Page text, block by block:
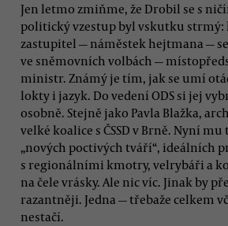
Jen letmo zmiňme, že Drobil se s
politický vzestup byl vskutku
zastupitel — náměstek hejtmana —
ve sněmovních volbách —
ministr. Známý je tím, jak se umí
lokty i jazyk. Do vedení ODS si jej
osobně. Stejně jako Pavla Blažka,
velké koalice s ČSSD v Brně. Nyní
„nových poctivých tváří“, ideálních
s regionálními kmotry, velrybáři a
na čele vrásky. Ale nic víc. Jinak by
razantněji. Jedna — třebaže celkem
nestačí.